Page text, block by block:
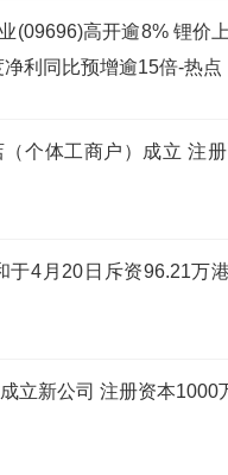
(09696)高开逾8% 锂价
利同比预增逾15倍-热点
个体工商户）成立 注
于4月20日斥资96.21万
立新公司 注册资本1000